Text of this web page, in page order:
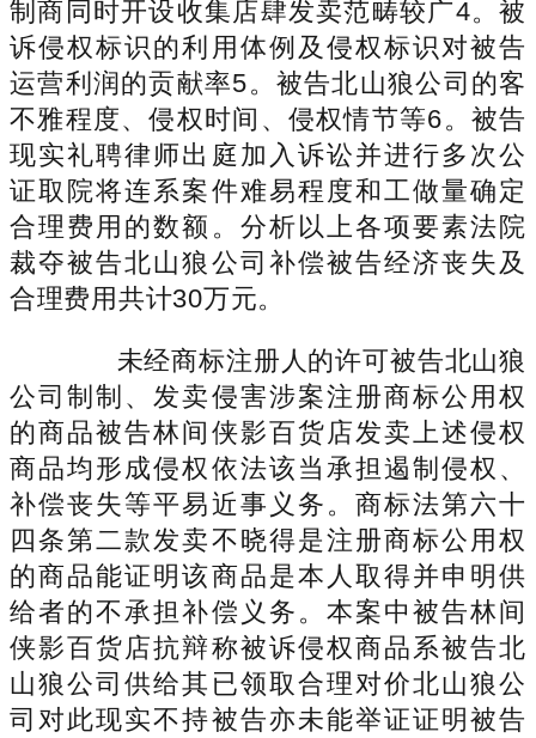
制商同时开设收集店肆发卖范畴较广4。被
诉侵权标识的利用体例及侵权标识对被告
运营利润的贡献率5。被告北山狼公司的客
不雅程度、侵权时间、侵权情节等6。被告
现实礼聘律师出庭加入诉讼并进行多次公
证取院将连系案件难易程度和工做量确定
合理费用的数额。分析以上各项要素法院
裁夺被告北山狼公司补偿被告经济丧失及
合理费用共计30万元。
未经商标注册人的许可被告北山狼
公司制制、发卖侵害涉案注册商标公用权
的商品被告林间侠影百货店发卖上述侵权
商品均形成侵权依法该当承担遏制侵权、
补偿丧失等平易近事义务。商标法第六十
四条第二款发卖不晓得是注册商标公用权
的商品能证明该商品是本人取得并申明供
给者的不承担补偿义务。本案中被告林间
侠影百货店抗辩称被诉侵权商品系被告北
山狼公司供给其已领取合理对价北山狼公
司对此现实不持被告亦未能举证证明被告